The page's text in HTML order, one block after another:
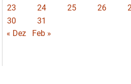
23
24 25 26
30
31
« Dez
Feb »